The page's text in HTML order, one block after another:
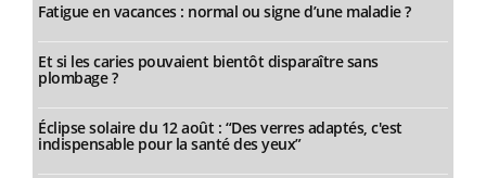
Fatigue en vacances : normal ou signe d’une maladie ?
Et si les caries pouvaient bientôt disparaître sans
plombage ?
Éclipse solaire du 12 août : “Des verres adaptés, c'est
indispensable pour la santé des yeux”